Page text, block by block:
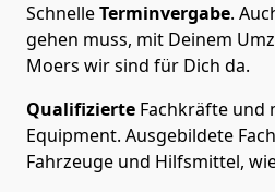
SchnelleTerminvergabe.
gehen muss, mit Deinem
Moers wir sind für Dich da.
Qualifizierte Fachkräfte und
Equipment. Ausgebildete
Fahrzeuge und Hilfsmittel,